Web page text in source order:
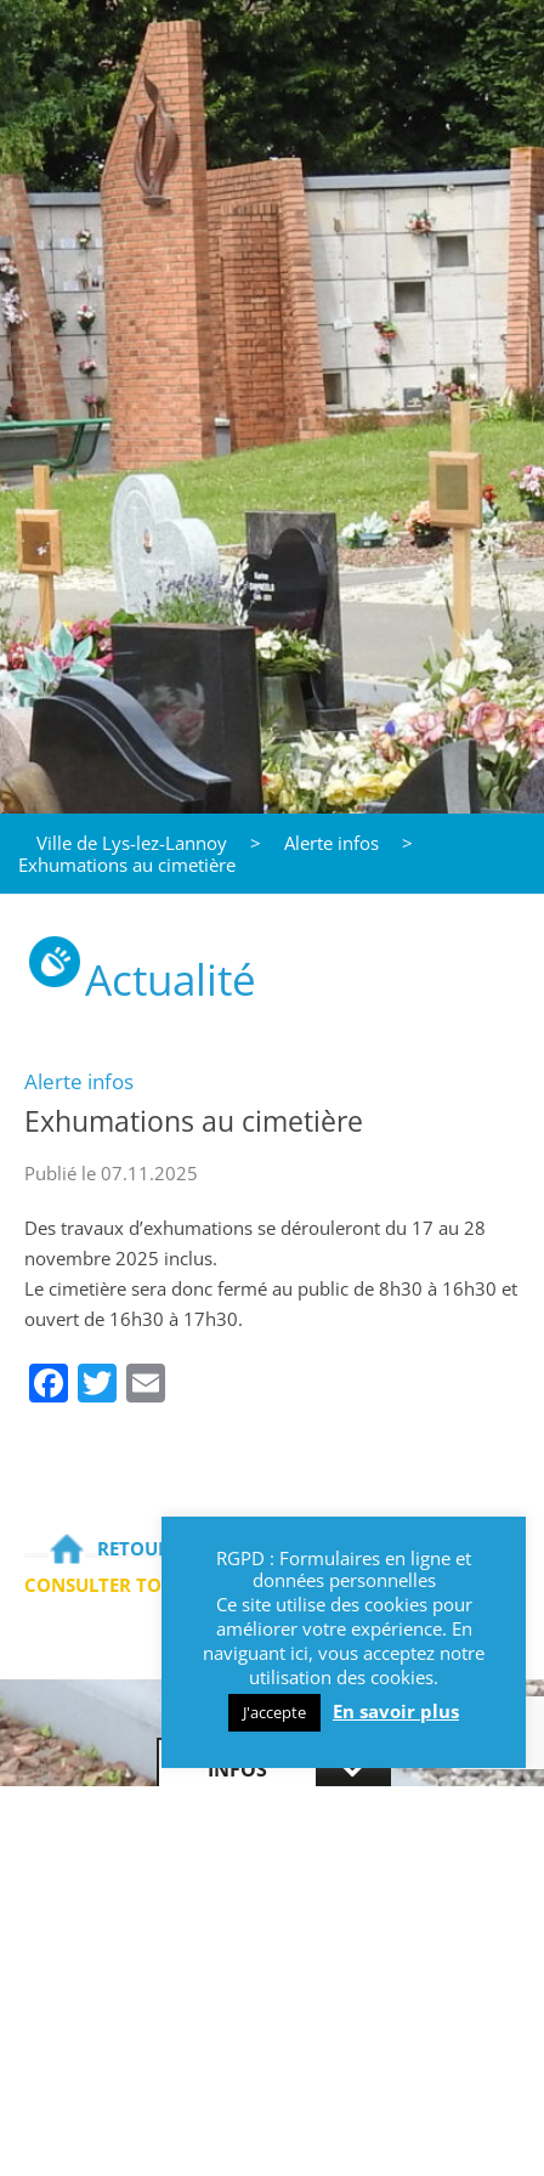
Ville de Lys-lez-Lannoy > Alerte infos
>
Exhumations au cimetière
Actualité
Alerte infos
Exhumations au cimetière
Publié le 07.11.2025
Des travaux d’exhumations se dérouleront du 17 au 28
novembre 2025 inclus.
Le cimetière sera donc fermé au public de 8h30 à 16h30 et
ouvert de 16h30 à 17h30.
Facebook
Twitter
RETOURNER SUR LA PAGE D'ACCUEIL
CONSULTER TOUTES LES ACTUALITÉS
INFOS
RGPD : Formulaires en ligne et
données personnelles
Ce site utilise des cookies pour
améliorer votre expérience. En
naviguant ici, vous acceptez notre
utilisation des cookies.
J'accepte En savoir plus